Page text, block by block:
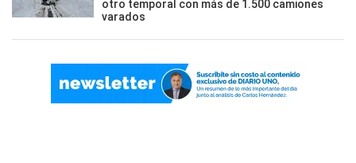
otro temporal con más de 1.500 camiones
varados